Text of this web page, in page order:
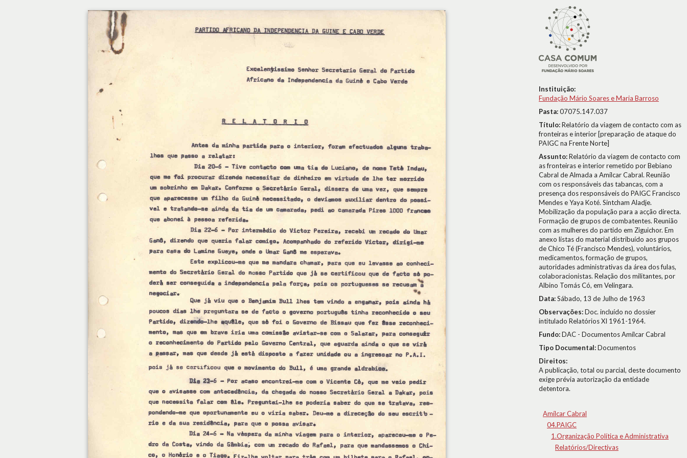
Instituição:
Fundação Mário Soares e Maria Barroso
Pasta:07075.147.037
Título:Relatório da viagem de contacto com as
fronteiras e interior [preparação de ataque do
PAIGC na Frente Norte]
Assunto:Relatório da viagem de contacto com
as fronteiras e interior remetido por Bebiano
Cabral de Almada a Amílcar Cabral. Reunião
com os responsáveis das tabancas, com a
presença dos responsáveis do PAIGC Francisco
Mendes e Yaya Koté. Sintcham Aladje.
Mobilização da população para a acção directa.
Formação de grupos de combatentes. Reunião
com as mulheres do partido em Ziguichor. Em
anexo listas do material distribuído aos grupos
de Chico Té (Francisco Mendes), voluntários,
medicamentos, formação de grupos,
autoridades administrativas da área dos fulas,
colaboracionistas. Relação dos militantes, por
Albino Tomás Có, em Velingara.
Data:Sábado, 13 de Julho de 1963
Observações:Doc. incluído no dossier
intitulado Relatórios XI 1961-1964.
Fundo:DAC - Documentos Amílcar Cabral
Tipo Documental:Documentos
Direitos:
A publicação, total ou parcial, deste documento
exige prévia autorização da entidade
detentora.
Amílcar Cabral
04.PAIGC
1.Organização Política e Administrativa
Relatórios/Directivas